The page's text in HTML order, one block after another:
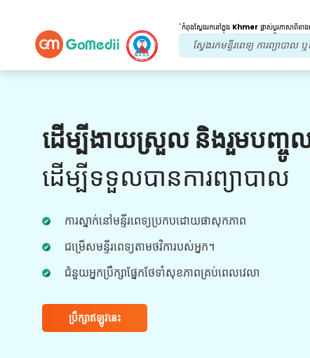
*កំពុងស្វែងរកនៅក្នុង Khmer ផ្លាស់ប្តូរភាសាពីខា
ដើម្បីងាយស្រួល និងរួមបញ្ចូ
ដើម្បីទទួលបានការព្យាបាល
ការស្នាក់នៅមន្ទីរពេទ្យប្រកបដោយផាសុកភាព
ជម្រើសមន្ទីរពេទ្យតាមថវិការបស់អ្នក។
ជំនួយអ្នកប្រឹក្សាផ្នែកថែទាំសុខភាពគ្រប់ពេលវេលា
ប្រឹក្សាឥឡូវនេះ
អត្ថប្រយោជន៍របស់យើង។
ការព្យាបាលក្រោយតាមដាន
ការថែទាំ
ទទួលបានជំនួយផ្នែកវេជ្ជសាស្រ្ត និងអ្នកជំងឺ 24x7
អ្នកគ្រប់ពេលវេលា។ ការធ្វើបច្ចុប្បន្នភាពជាទៀងទាត់លើ